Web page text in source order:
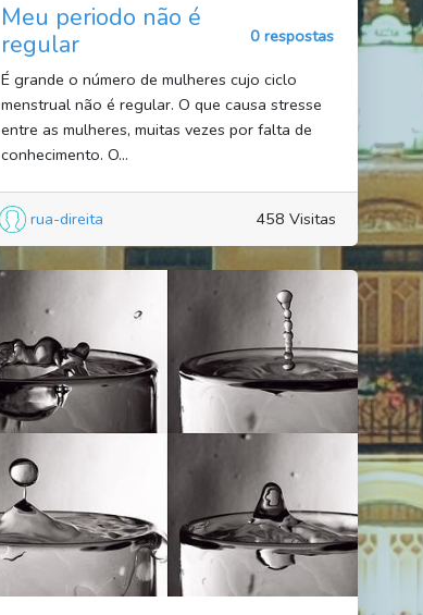
Meu periodo não é
regular
0 respostas
É grande o número de mulheres cujo ciclo
menstrual não é regular. O que causa stresse
entre as mulheres, muitas vezes por falta de
conhecimento. O...
rua-direita 458 Visitas